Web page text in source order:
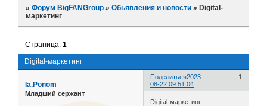
»Форум BigFANGroup »Обьявления и новости » Digital-
маркетинг
Digital-маркетинг
Страница:1
Поделиться 1
2023-
08-22 09:51:04
Ia.Ponom
Младший сержант
Digital-маркетинг -